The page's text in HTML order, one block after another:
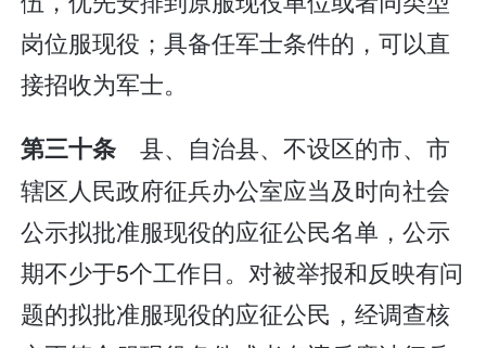
岗位服现役；具备任军士条件的，可以直
接招收为军士。
第三十条 县、自治县、不设区的市、市
辖区人民政府征兵办公室应当及时向社会
公示拟批准服现役的应征公民名单，公示
期不少于5个工作日。对被举报和反映有问
题的拟批准服现役的应征公民，经调查核